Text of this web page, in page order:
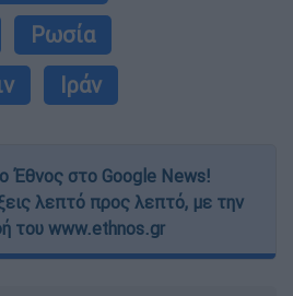
Ρωσία
Ιράν
Έθνος στο Google News!
λεπτό προς λεπτό, με την
του www.ethnos.gr